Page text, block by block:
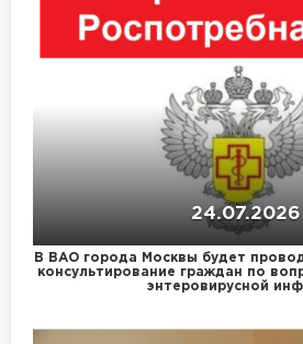
24.07.2026
В ВАО города Москвы будет
консультирование граждан по
энтеровирусной